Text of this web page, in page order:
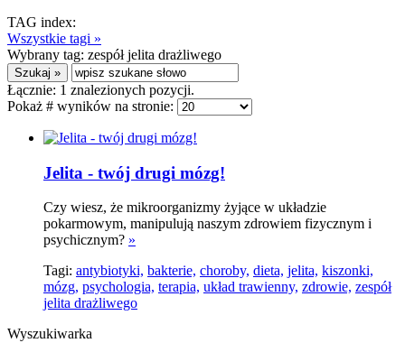
TAG index:
Wszystkie tagi »
Wybrany tag: zespół jelita drażliwego
Łącznie: 1 znalezionych pozycji.
Pokaż # wyników na stronie:
Jelita - twój drugi mózg!
Czy wiesz, że mikroorganizmy żyjące w układzie
pokarmowym, manipulują naszym zdrowiem fizycznym i
psychicznym? »
Tagi: antybiotyki, bakterie, choroby, dieta, jelita, kiszonki,
mózg, psychologia, terapia, układ trawienny, zdrowie, zespół
jelita drażliwego
Wyszukiwarka